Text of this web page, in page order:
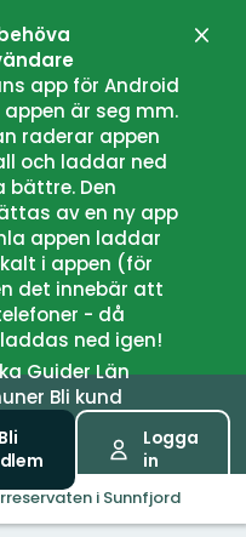
app för Android
är seg mm.
raderar appen
och laddar ned
bättre. Den
av en ny app
appen laddar
i appen (för
det innebär att
- då
ned igen!
GuiderLän
Bli kund
Bli
Logga
in
i Sunnfjord